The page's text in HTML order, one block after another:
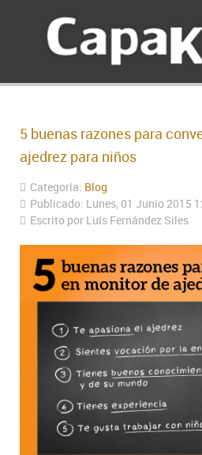
5 buenas razones para
ajedrez para niños
Categoría: Blog
Publicado: Lunes, 01 Junio 2015
Escrito por Luís Fernández Siles